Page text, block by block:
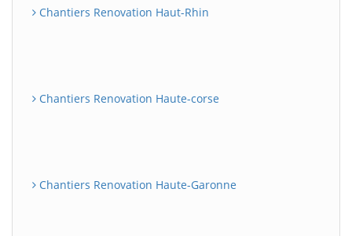
Chantiers Renovation Haut-Rhin
Chantiers Renovation Haute-corse
Chantiers Renovation Haute-Garonne